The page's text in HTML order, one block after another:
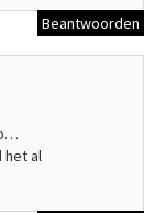
Beantwoorden
het al